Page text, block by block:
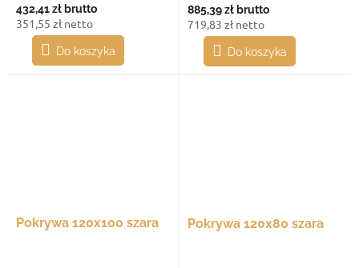
432,41 zł brutto
351,55 zł netto
Do koszyka
885,39 zł brutto
719,83 zł netto
Do koszyka
Pokrywa 120x100 szara Pokrywa 120x80 szara